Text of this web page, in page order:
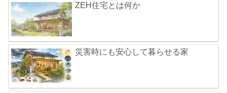
ZEH住宅とは何か
災害時にも安心して暮らせる家